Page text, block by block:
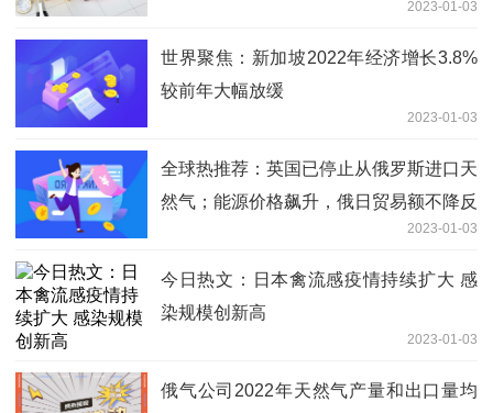
2023-01-03
世界聚焦：新加坡2022年经济增长3.8%
较前年大幅放缓
2023-01-03
全球热推荐：英国已停止从俄罗斯进口天
然气；能源价格飙升，俄日贸易额不降反
2023-01-03
今日热文：日本禽流感疫情持续扩大 感
染规模创新高
2023-01-03
俄气公司2022年天然气产量和出口量均